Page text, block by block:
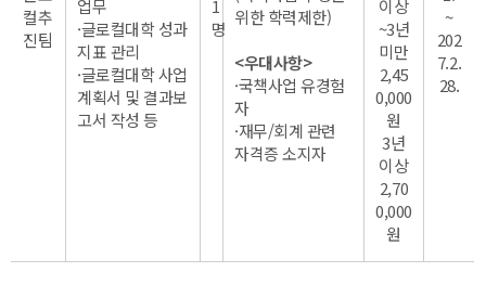
컬추
진팀
업무
·글로컬대학 성과
지표 관리
·글로컬대학 사업
계획서 및 결과보
고서 작성 등
1
명
위한 학력제한)
<우대사항>
·국책사업 유경험
자
·재무/회계 관련
자격증 소지자
이상
~3년
미만
2,45
0,000
원
3년
이상
2,70
0,000
원
~
202
7.2.
28.